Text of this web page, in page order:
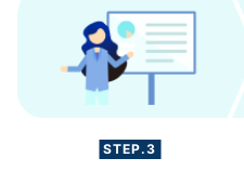
STEP.3